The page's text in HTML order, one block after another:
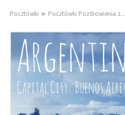
Pocztówki Pocztówki Pozdrowienia z...